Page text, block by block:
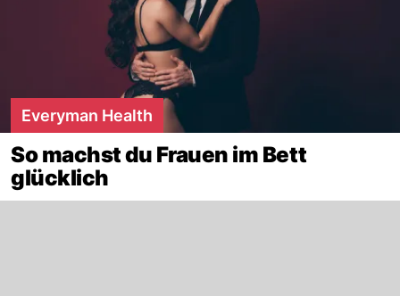
Everyman Health
So machst du Frauen im Bett
glücklich